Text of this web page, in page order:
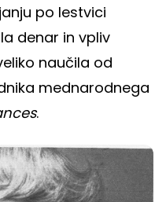
po lestvici
denar in vpliv
naučila od
mednarodnega
.